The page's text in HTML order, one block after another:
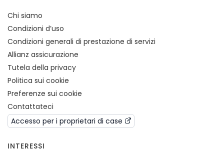
Chi siamo
Condizioni d’uso
Condizioni generali di prestazione di servizi
Allianz assicurazione
Tutela della privacy
Politica sui cookie
Preferenze sui cookie
Contattateci
Accesso per i proprietari di case
INTERESSI